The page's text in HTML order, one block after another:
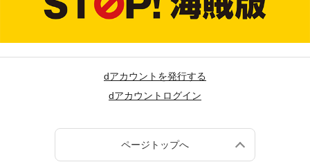
dアカウントを発行する
dアカウントログイン
ページトップへ